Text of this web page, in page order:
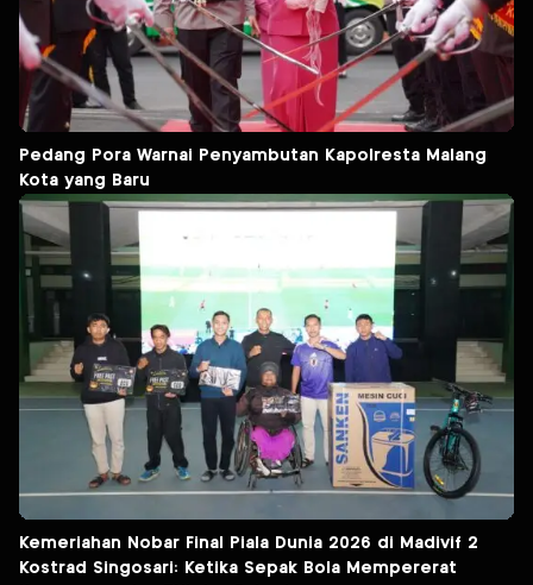
Pedang Pora Warnai Penyambutan Kapolresta Malang
Kota yang Baru
Kemeriahan Nobar Final Piala Dunia 2026 di Madivif 2
Kostrad Singosari: Ketika Sepak Bola Mempererat